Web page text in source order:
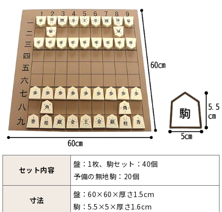
セット内容
盤：1枚、駒セット：40個
予備の無地駒：20個
寸法
盤：60×60×厚さ1.5cm
駒：5.5×5×厚さ1.6cm